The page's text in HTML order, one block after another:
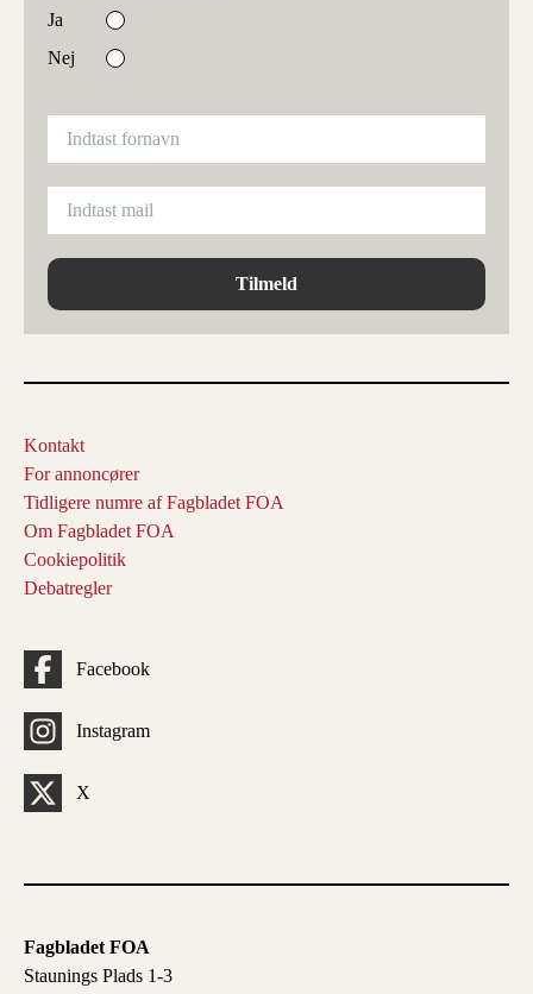
Ja
Nej
Tilmeld
Fagbladet FOA
Staunings Plads 1-3
Kontakt
For annoncører
Tidligere numre af Fagbladet FOA
Om Fagbladet FOA
Cookiepolitik
Debatregler
Facebook
Instagram
X